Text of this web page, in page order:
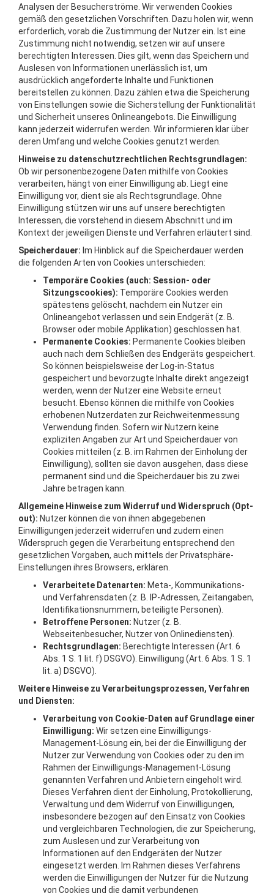
Analysen der Besucherströme. Wir verwenden Cookies
gemäß den gesetzlichen Vorschriften. Dazu holen wir, wenn
erforderlich, vorab die Zustimmung der Nutzer ein. Ist eine
Zustimmung nicht notwendig, setzen wir auf unsere
berechtigten Interessen. Dies gilt, wenn das Speichern und
Auslesen von Informationen unerlässlich ist, um
ausdrücklich angeforderte Inhalte und Funktionen
bereitstellen zu können. Dazu zählen etwa die Speicherung
von Einstellungen sowie die Sicherstellung der Funktionalität
und Sicherheit unseres Onlineangebots. Die Einwilligung
kann jederzeit widerrufen werden. Wir informieren klar über
deren Umfang und welche Cookies genutzt werden.
Hinweise zu datenschutzrechtlichen Rechtsgrundlagen:
Ob wir personenbezogene Daten mithilfe von Cookies
verarbeiten, hängt von einer Einwilligung ab. Liegt eine
Einwilligung vor, dient sie als Rechtsgrundlage. Ohne
Einwilligung stützen wir uns auf unsere berechtigten
Interessen, die vorstehend in diesem Abschnitt und im
Kontext der jeweiligen Dienste und Verfahren erläutert sind.
Speicherdauer: Im Hinblick auf die Speicherdauer werden
die folgenden Arten von Cookies unterschieden:
Temporäre Cookies (auch: Session- oder
Sitzungscookies): Temporäre Cookies werden
spätestens gelöscht, nachdem ein Nutzer ein
Onlineangebot verlassen und sein Endgerät (z. B.
Browser oder mobile Applikation) geschlossen hat.
Permanente Cookies: Permanente Cookies bleiben
auch nach dem Schließen des Endgeräts gespeichert.
So können beispielsweise der Log-in-Status
gespeichert und bevorzugte Inhalte direkt angezeigt
werden, wenn der Nutzer eine Website erneut
besucht. Ebenso können die mithilfe von Cookies
erhobenen Nutzerdaten zur Reichweitenmessung
Verwendung finden. Sofern wir Nutzern keine
expliziten Angaben zur Art und Speicherdauer von
Cookies mitteilen (z. B. im Rahmen der Einholung der
Einwilligung), sollten sie davon ausgehen, dass diese
permanent sind und die Speicherdauer bis zu zwei
Jahre betragen kann.
Allgemeine Hinweise zum Widerruf und Widerspruch (Opt-
out): Nutzer können die von ihnen abgegebenen
Einwilligungen jederzeit widerrufen und zudem einen
Widerspruch gegen die Verarbeitung entsprechend den
gesetzlichen Vorgaben, auch mittels der Privatsphäre-
Einstellungen ihres Browsers, erklären.
Verarbeitete Datenarten: Meta-, Kommunikations-
und Verfahrensdaten (z. B. IP-Adressen, Zeitangaben,
Identifikationsnummern, beteiligte Personen).
Betroffene Personen: Nutzer (z. B.
Webseitenbesucher, Nutzer von Onlinediensten).
Rechtsgrundlagen: Berechtigte Interessen (Art. 6
Abs. 1 S. 1 lit. f) DSGVO). Einwilligung (Art. 6 Abs. 1 S. 1
lit. a) DSGVO).
Weitere Hinweise zu Verarbeitungsprozessen, Verfahren
und Diensten:
Verarbeitung von Cookie-Daten auf Grundlage einer
Einwilligung: Wir setzen eine Einwilligungs-
Management-Lösung ein, bei der die Einwilligung der
Nutzer zur Verwendung von Cookies oder zu den im
Rahmen der Einwilligungs-Management-Lösung
genannten Verfahren und Anbietern eingeholt wird.
Dieses Verfahren dient der Einholung, Protokollierung,
Verwaltung und dem Widerruf von Einwilligungen,
insbesondere bezogen auf den Einsatz von Cookies
und vergleichbaren Technologien, die zur Speicherung,
zum Auslesen und zur Verarbeitung von
Informationen auf den Endgeräten der Nutzer
eingesetzt werden. Im Rahmen dieses Verfahrens
werden die Einwilligungen der Nutzer für die Nutzung
von Cookies und die damit verbundenen